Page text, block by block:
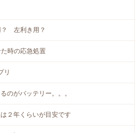
？ 左利き用？
時の応急処置
リ
のがバッテリー。。。
２年くらいが目安です